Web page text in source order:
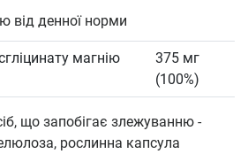
від денної норми
магнію
375 мг
(100%)
що запобігає злежуванню -
рослинна капсула